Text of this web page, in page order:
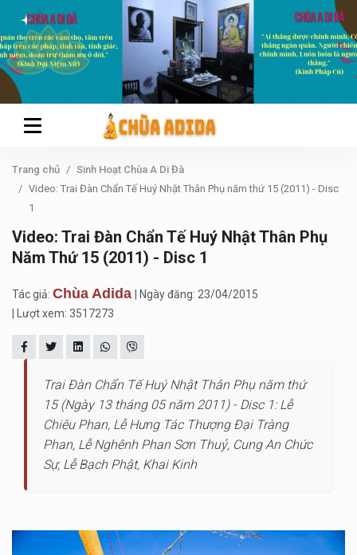
Trang chủ
Sinh Hoạt Chùa A Di Đà
Video: Trai Đàn Chẩn Tế Huý Nhật Thân Phụ năm thứ 15 (2011) - Disc
1
Video: Trai Đàn Chẩn Tế Huý Nhật Thân Phụ
Năm Thứ 15 (2011) - Disc 1
Tác giả: Chùa Adida
| Ngày đăng: 23/04/2015
| Lượt xem: 3517273
Trai Đàn Chẩn Tế Huý Nhật Thân Phụ năm thứ
15 (Ngày 13 tháng 05 năm 2011) - Disc 1: Lễ
Chiêu Phan, Lễ Hưng Tác Thượng Đại Tràng
Phan, Lễ Nghênh Phan Sơn Thuỷ, Cung An Chức
Sự, Lễ Bạch Phật, Khai Kinh